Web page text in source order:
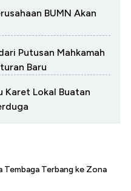
BUMN Akan
Putusan Mahkamah
Baru
Karet Lokal Buatan
Terbang ke Zona